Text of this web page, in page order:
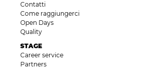
Contatti
Come raggiungerci
Open Days
Quality
STAGE
Career service
Partners